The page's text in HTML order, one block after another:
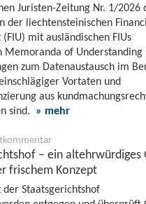
Juristen-Zeitung Nr. 1/2026
der liechtensteinischen
mit ausländischen FIUs
Memoranda of Understanding
zum Datenaustausch im
Vortaten und
aus
sind. » mehr
– ein altehrwürdiges
frischem Konzept
Staatsgerichtshof